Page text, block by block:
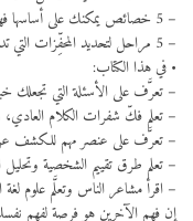
– 5 خصائص يمكنك على أساسها فهم نفسك وتحليل الناس من حولك.
– 5 مراحل لتحديد المحفِّزات التي تدفع البشر لفعل أي شيء.
• في هذا الكتاب:
– تعرَّف على الأسئلة التي تجعلك
– تعلم فكّ شفرات الكلام
– تعرَّف على عنصر مهم للكشف عن
– تعلم طرق تقييم الشخصية
– اقرأ مشاعر الناس وتعلَّم علوم
إن فهم الآخرين هو فرصة لفهم